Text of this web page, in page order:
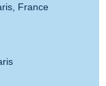
France